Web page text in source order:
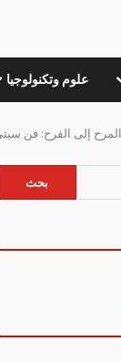
علوم وتكنولوجيا
إلى الفرح: فن